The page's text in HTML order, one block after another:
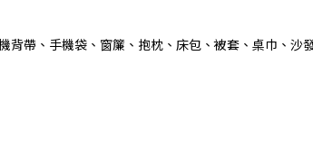
帶、手機袋、窗簾、抱枕、床包、被套、桌巾、沙